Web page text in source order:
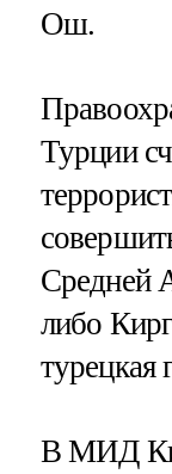
Ош.
Турции
Средней
либо
турецкая
В МИД